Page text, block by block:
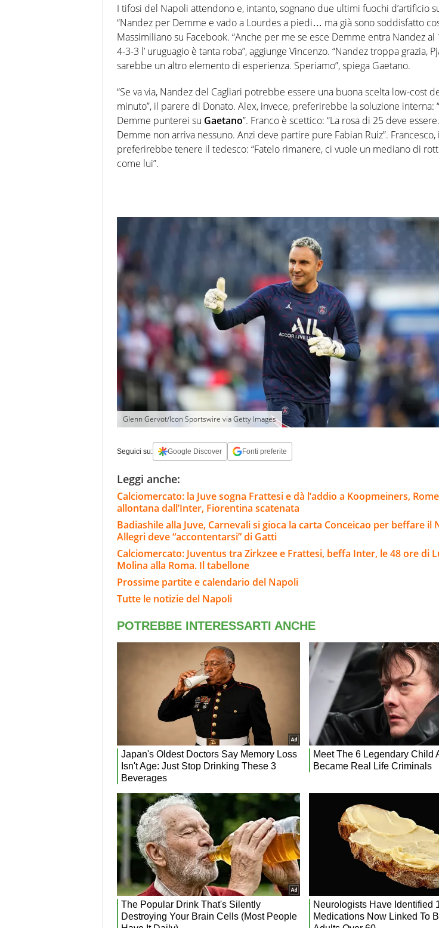
I tifosi del Napoli attendono e, intanto, sognano due ultimi fuochi d’artificio
“Nandez per Demme e vado a Lourdes a piedi… ma già sono soddisfatto
Massimiliano su Facebook. “Anche per me se esce Demme entra Nandez al
4-3-3 l’ uruguagio è tanta roba”, aggiunge Vincenzo. “Nandez troppa grazia,
sarebbe un altro elemento di esperienza. Speriamo”, spiega Gaetano.
“Se va via, Nandez del Cagliari potrebbe essere una buona scelta low-cost
minuto”, il parere di Donato. Alex, invece, preferirebbe la soluzione interna:
Demme punterei su Gaetano”. Franco è scettico: “La rosa di 25 deve
Demme non arriva nessuno. Anzi deve partire pure Fabian Ruiz”. Francesco,
preferirebbe tenere il tedesco: “Fatelo rimanere, ci vuole un mediano di
come lui”.
Glenn Gervot/Icon Sportswire via Getty Images
Seguici su: Google Discover Fonti preferite
Leggi anche:
Calciomercato: la Juve sogna Frattesi e dà l’addio a Koopmeiners,
allontana dall’Inter, Fiorentina scatenata
Badiashile alla Juve, Carnevali si gioca la carta Conceicao per beffare il
Allegri deve “accontentarsi” di Gatti
Calciomercato: Juventus tra Zirkzee e Frattesi, beffa Inter, le 48 ore di
Molina alla Roma. Il tabellone
Prossime partite e calendario del Napoli
Tutte le notizie del Napoli